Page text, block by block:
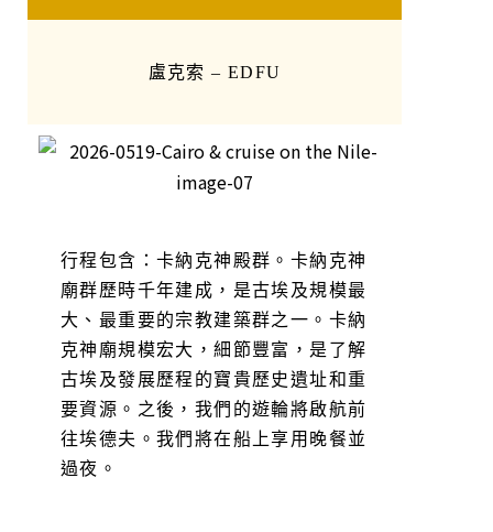
盧克索 – EDFU
行程包含：卡納克神殿群。卡納克神
廟群歷時千年建成，是古埃及規模最
大、最重要的宗教建築群之一。卡納
克神廟規模宏大，細節豐富，是了解
古埃及發展歷程的寶貴歷史遺址和重
要資源。之後，我們的遊輪將啟航前
往埃德夫。我們將在船上享用晚餐並
過夜。